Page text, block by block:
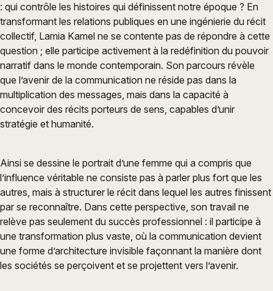
: qui contrôle les histoires qui définissent notre époque ? En
transformant les relations publiques en une ingénierie du récit
collectif, Lamia Kamel ne se contente pas de répondre à cette
question ; elle participe activement à la redéfinition du pouvoir
narratif dans le monde contemporain. Son parcours révèle
que l’avenir de la communication ne réside pas dans la
multiplication des messages, mais dans la capacité à
concevoir des récits porteurs de sens, capables d’unir
stratégie et humanité.
Ainsi se dessine le portrait d’une femme qui a compris que
l’influence véritable ne consiste pas à parler plus fort que les
autres, mais à structurer le récit dans lequel les autres finissent
par se reconnaître. Dans cette perspective, son travail ne
relève pas seulement du succès professionnel : il participe à
une transformation plus vaste, où la communication devient
une forme d’architecture invisible façonnant la manière dont
les sociétés se perçoivent et se projettent vers l’avenir.